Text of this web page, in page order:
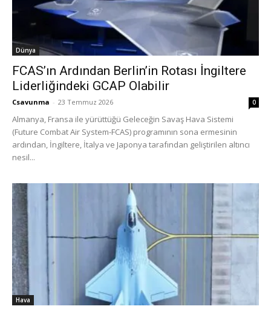
Dünya
FCAS’ın Ardından Berlin’in Rotası İngiltere
Liderliğindeki GCAP Olabilir
Csavunma - 23 Temmuz 2026 0
Almanya, Fransa ile yürüttüğü Geleceğin Savaş Hava Sistemi
(Future Combat Air System-FCAS) programının sona ermesinin
ardından, İngiltere, İtalya ve Japonya tarafından geliştirilen altıncı
nesil...
Hava